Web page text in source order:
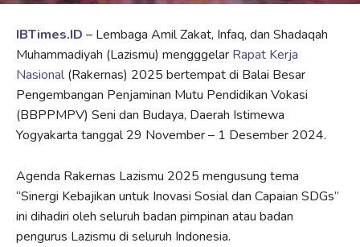
IBTimes.ID – Lembaga Amil Zakat, Infaq, dan Shadaqah
Muhammadiyah (Lazismu) mengggelar Rapat Kerja
Nasional(Rakernas) 2025 bertempat di Balai Besar
Pengembangan Penjaminan Mutu Pendidikan Vokasi
(BBPPMPV) Seni dan Budaya, Daerah Istimewa
Yogyakarta tanggal 29 November – 1 Desember 2024.
Agenda Rakernas Lazismu 2025 mengusung tema
“Sinergi Kebajikan untuk Inovasi Sosial dan Capaian SDGs”
ini dihadiri oleh seluruh badan pimpinan atau badan
pengurus Lazismu di seluruh Indonesia.